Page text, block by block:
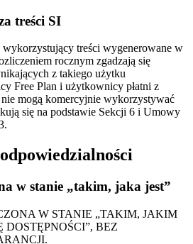
treści SI
treści wygenerowane w
rocznym zgadzają się
z takiego użytku
Free Plan i użytkownicy płatni z
mogą komercyjnie wykorzystywać
się na podstawie Sekcji 6 i Umowy
w stanie „takim, jaka jest”
W STANIE „TAKIM, JAKIM
DOSTĘPNOŚCI”, BEZ